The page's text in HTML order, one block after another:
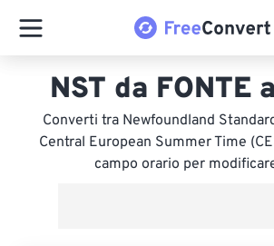
NST da FONTE
Converti tra Newfoundland
Central European Summer Time
campo orario per